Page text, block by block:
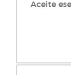
Aceite